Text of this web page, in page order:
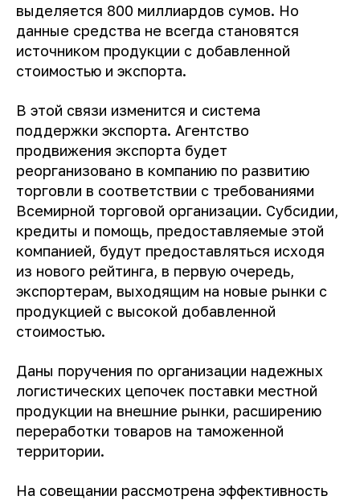
выделяется 800 миллиардов сумов. Но
данные средства не всегда становятся
источником продукции с добавленной
стоимостью и экспорта.
В этой связи изменится и система
поддержки экспорта. Агентство
продвижения экспорта будет
реорганизовано в компанию по развитию
торговли в соответствии с требованиями
Всемирной торговой организации. Субсидии,
кредиты и помощь, предоставляемые этой
компанией, будут предоставляться исходя
из нового рейтинга, в первую очередь,
экспортерам, выходящим на новые рынки с
продукцией с высокой добавленной
стоимостью.
Даны поручения по организации надежных
логистических цепочек поставки местной
продукции на внешние рынки, расширению
переработки товаров на таможенной
территории.
На совещании рассмотрена эффективность